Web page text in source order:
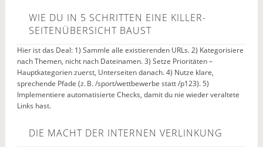
WIE DU IN 5 SCHRITTEN EINE KILLER-
SEITENÜBERSICHT BAUST
Hier ist das Deal: 1) Sammle alle existierenden URLs. 2) Kategorisiere
nach Themen, nicht nach Dateinamen. 3) Setze Prioritäten –
Hauptkategorien zuerst, Unterseiten danach. 4) Nutze klare,
sprechende Pfade (z. B. /sport/wettbewerbe statt /p123). 5)
Implementiere automatisierte Checks, damit du nie wieder veraltete
Links hast.
DIE MACHT DER INTERNEN VERLINKUNG